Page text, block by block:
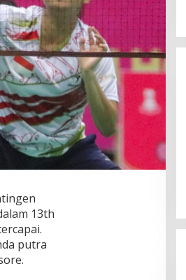
13th
putra